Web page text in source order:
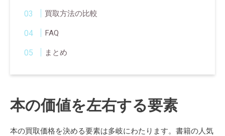
買取方法の比較
FAQ
まとめ
本の価値を左右する要素
本の買取価格を決める要素は多岐にわたります。書籍の人気